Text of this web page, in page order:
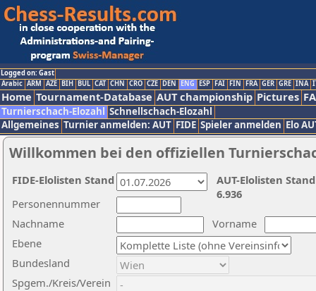
Logged on: Gast
Arabic ARM AZE BIH BUL CAT CHN CRO CZE DEN ENG ESP FAI FIN FRA GER GRE INA
Home Tournament-Database AUT championship Pictures
Turnierschach-Elozahl Schnellschach-Elozahl
Allgemeines Turnier anmelden: AUT FIDE Spieler anmelden Elo
Willkommen bei den offiziellen
Nachname
Vorname
Ebene
Personennummer
Bundesland
Spgem./Kreis/Verein
AUT-Elolisten
6.936
FIDE-Elolisten Stand